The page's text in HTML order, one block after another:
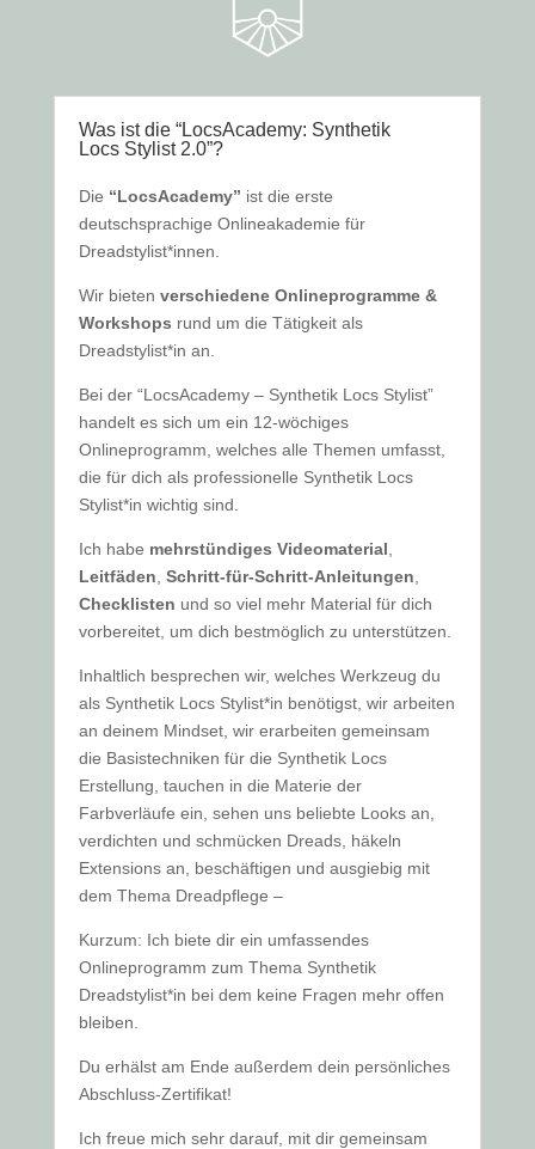
Was ist die “LocsAcademy: Synthetik
Locs Stylist 2.0”?
Die “LocsAcademy” ist die erste
deutschsprachige Onlineakademie für
Dreadstylist*innen.
Wir bieten verschiedene Onlineprogramme &
Workshops rund um die Tätigkeit als
Dreadstylist*in an.
Bei der “LocsAcademy – Synthetik Locs Stylist”
handelt es sich um ein 12-wöchiges
Onlineprogramm, welches alle Themen umfasst,
die für dich als professionelle Synthetik Locs
Stylist*in wichtig sind.
Ich habe mehrstündiges Videomaterial
Leitfäden Schritt-für-Schritt-Anleitungen
Checklisten und so viel mehr Material für dich
vorbereitet, um dich bestmöglich zu unterstützen.
Inhaltlich besprechen wir, welches Werkzeug du
als Synthetik Locs Stylist*in benötigst, wir arbeiten
an deinem Mindset, wir erarbeiten gemeinsam
die Basistechniken für die Synthetik Locs
Erstellung, tauchen in die Materie der
Farbverläufe ein, sehen uns beliebte Looks an,
verdichten und schmücken Dreads, häkeln
Extensions an, beschäftigen und ausgiebig mit
dem Thema Dreadpflege –
Kurzum: Ich biete dir ein umfassendes
Onlineprogramm zum Thema Synthetik
Dreadstylist*in bei dem keine Fragen mehr offen
bleiben.
Du erhälst am Ende außerdem dein persönliches
Abschluss-Zertifikat!
Ich freue mich sehr darauf, mit dir gemeinsam